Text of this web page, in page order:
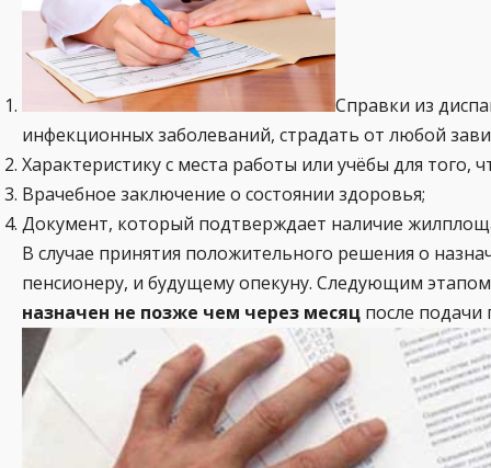
Справки из
инфекционных заболеваний, страдать от любой
Характеристику с места работы или учёбы для
Врачебное заключение о состоянии здоровья;
Документ, который подтверждает наличие
В случае принятия положительного решения о
пенсионеру, и будущему опекуну. Следующим
назначен не позже чем через месяц после подачи